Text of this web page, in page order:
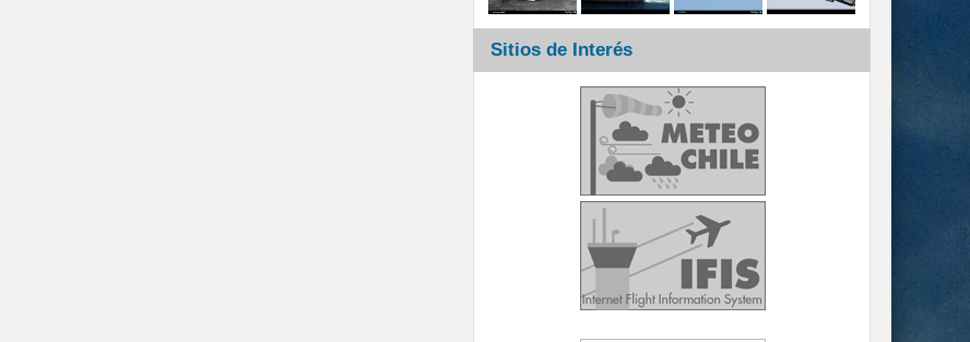
Sitios de Interés